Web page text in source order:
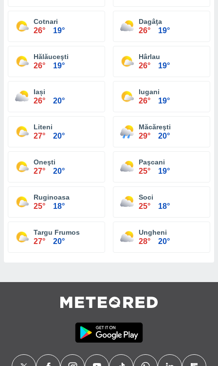
Cotnari
26° 19°
Dagâţa
26° 19°
Hălăuceşti
26° 19°
Hârlau
26° 19°
Iași
26° 20°
Iugani
26° 19°
Liteni
27° 20°
Măcăreşti
29° 20°
Oneşti
27° 20°
Paşcani
25° 19°
Ruginoasa
25° 18°
Soci
25° 18°
Targu Frumos
27° 20°
Ungheni
28° 20°